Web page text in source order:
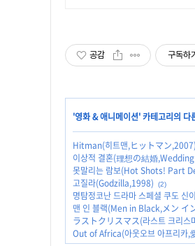
공감 구독하기
'영화 & 애니메이션' 카테고리의 다
Hitman(히트맨,ヒットマン,2007)
이상적 결혼(理想の結婚
못말리는 람보(Hot Shots! Part
고질라(Godzilla,1998) (2)
명탐정코난 드라마 스페셜 쿠도
맨 인 블랙(Men in Black,メン イ
ラストクリスマス(라스트 크리
Out of Africa(아웃오브 아프리카